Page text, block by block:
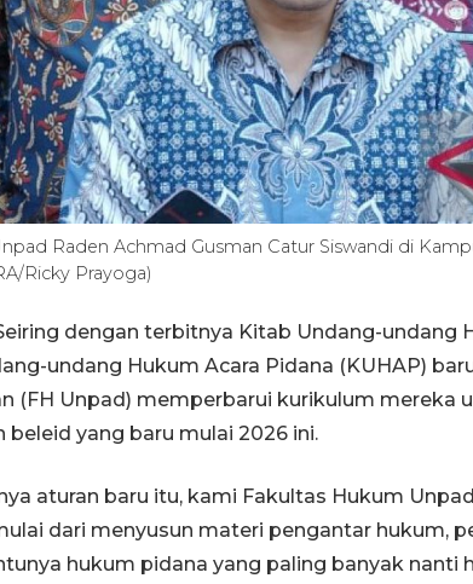
Raden Achmad Gusman Catur Siswandi di
Ricky Prayoga)
dengan terbitnya Kitab Undang-undang
undang Hukum Acara Pidana (KUHAP)
(FH Unpad) memperbarui kurikulum mereka
beleid yang baru mulai 2026 ini.
aturan baru itu, kami Fakultas Hukum
dari menyusun materi pengantar hukum,
hukum pidana yang paling banyak nanti